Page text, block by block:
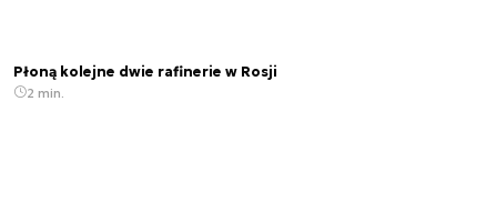
Płoną kolejne dwie rafinerie w Rosji
2 min.